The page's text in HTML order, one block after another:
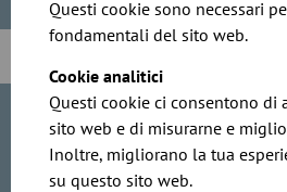
Questi cookie sono necessari
fondamentali del sito web.
Cookie analitici
Questi cookie ci consentono di
sito web e di misurarne e
Inoltre, migliorano la tua
su questo sito web.
Il tuo contatto per
stampa ed eventi